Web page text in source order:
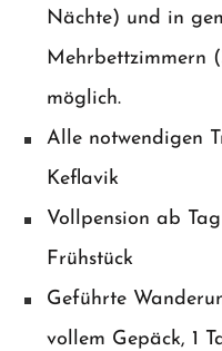
Nächte) und in
Mehrbettzimmern
möglich.
Alle notwendigen
Keflavik
Vollpension ab
Frühstück
Geführte
vollem Gepäck, 1